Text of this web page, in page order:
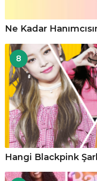
Ne Kadar
8
Hangi Blackpink